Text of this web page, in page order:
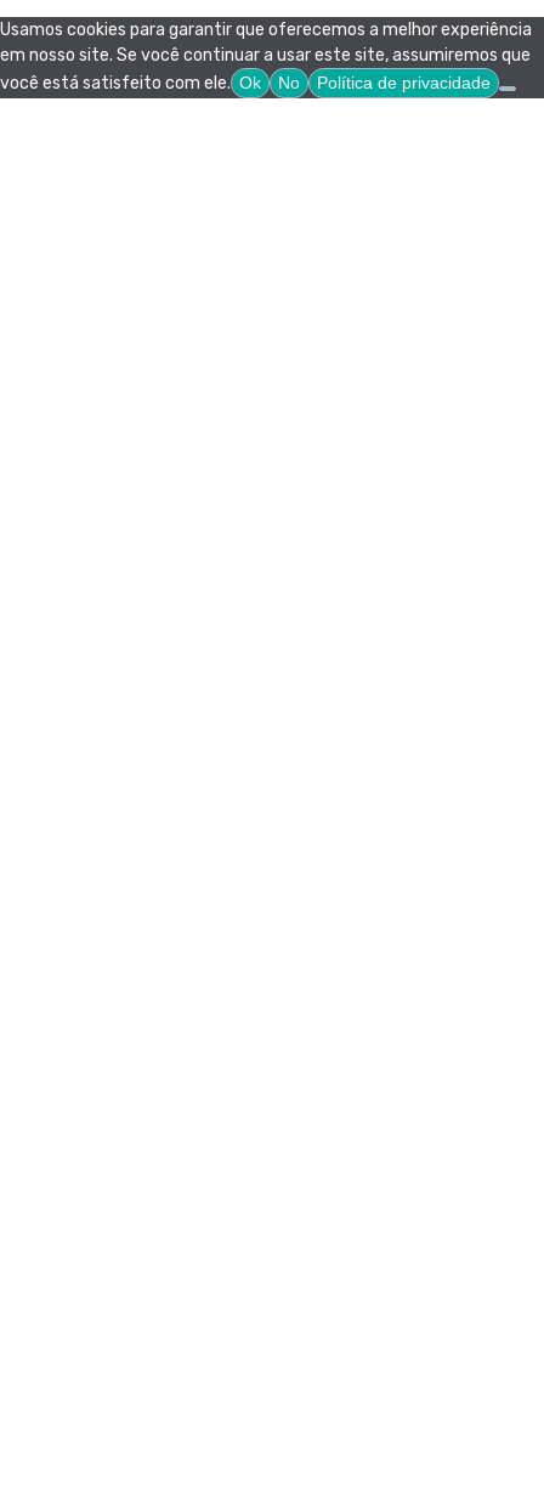
Usamos cookies para garantir que oferecemos a melhor experiência
em nosso site. Se você continuar a usar este site, assumiremos que
você está satisfeito com ele. Ok No Política de privacidade